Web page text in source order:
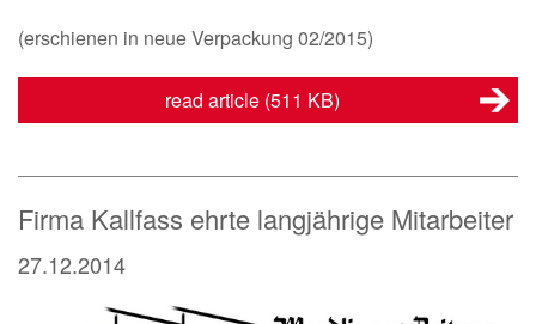
(erschienen in neue Verpackung 02/2015)
read article (511 KB)
Firma Kallfass ehrte langjährige Mitarbeiter
27.12.2014